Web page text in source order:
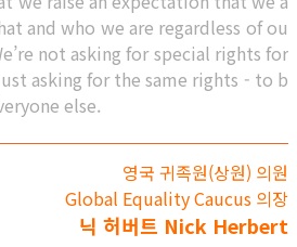
and who we are regardless of ou
not asking for special rights for
asking for the same rights - to b
else.
영국 귀족원(상원) 의원
Global Equality Caucus 의장
닉 허버트 Nick Herbert